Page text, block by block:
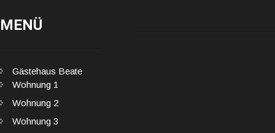
MENÜ
Gästehaus Beate
Wohnung 1
Wohnung 2
Wohnung 3